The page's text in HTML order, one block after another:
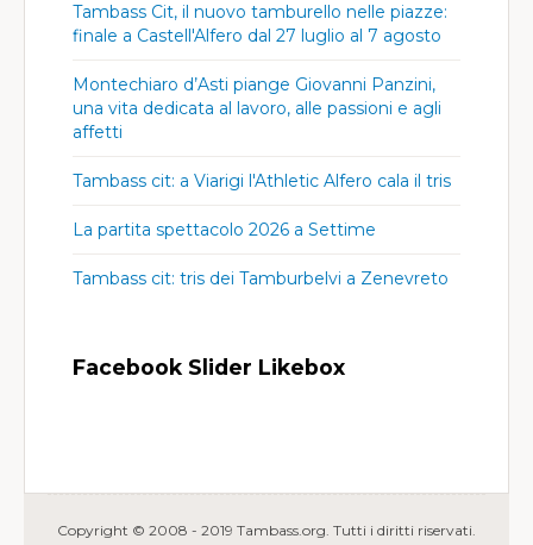
Tambass Cit, il nuovo tamburello nelle piazze:
finale a Castell'Alfero dal 27 luglio al 7 agosto
Montechiaro d’Asti piange Giovanni Panzini,
una vita dedicata al lavoro, alle passioni e agli
affetti
Tambass cit: a Viarigi l'Athletic Alfero cala il tris
La partita spettacolo 2026 a Settime
Tambass cit: tris dei Tamburbelvi a Zenevreto
Facebook Slider Likebox
Copyright © 2008 - 2019 Tambass.org. Tutti i diritti riservati.